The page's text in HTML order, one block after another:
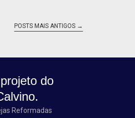
POSTS MAIS ANTIGOS →
do
Reformadas